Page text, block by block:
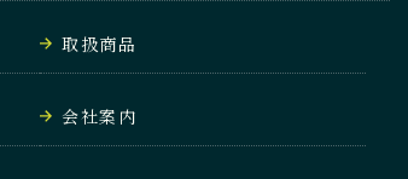
取扱商品
会社案内